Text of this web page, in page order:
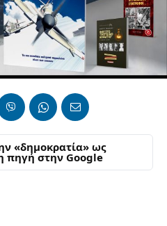
«δημοκρατία» ως
πηγή στην Google